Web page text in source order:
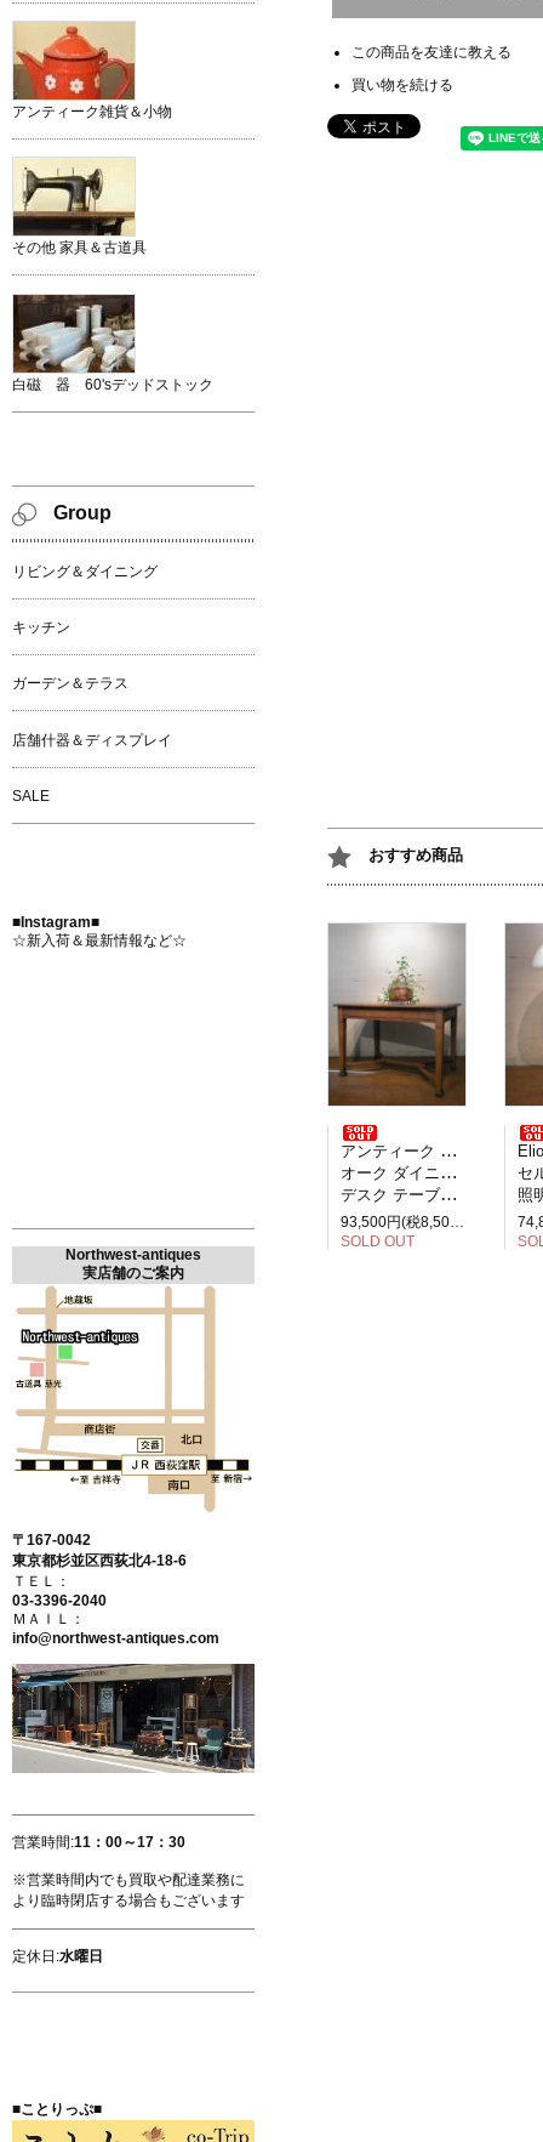
この商品を友達に教える
買い物を続ける
おすすめ商品
アンティーク イギリス製
オーク ダイニングテーブル
デスク テーブル 2人掛け
93,500円(税8,500円)
SOLD OUT
Elio
セル
照明
アンティーク雑貨＆小物
その他 家具＆古道具
白磁 器 60'sデッドストック
Group
リビング＆ダイニング
キッチン
ガーデン＆テラス
店舗什器＆ディスプレイ
SALE
■Instagram■
☆新入荷＆最新情報など☆
Northwest-antiques
実店舗のご案内
〒167-0042
東京都杉並区西荻北4-18-6
ＴＥＬ：
03-3396-2040
ＭＡＩＬ：
info@northwest-antiques.com
営業時間:11：00～17：30
※営業時間内でも買取や配達業務に
より臨時閉店する場合もございます
定休日:水曜日
■ことりっぷ■